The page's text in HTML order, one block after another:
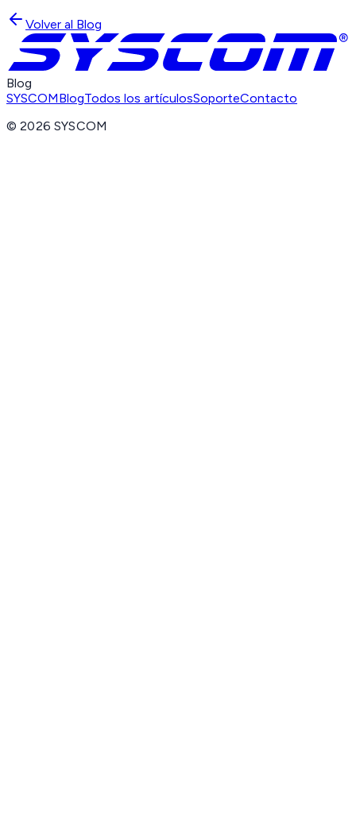
Volver al Blog
Blog
SYSCOMBlogTodos los artículosSoporteContacto
©2026 SYSCOM